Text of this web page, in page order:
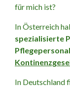
für mich ist?
In Österreich
spezialisierte
Pflegepersonal
In Deutschland